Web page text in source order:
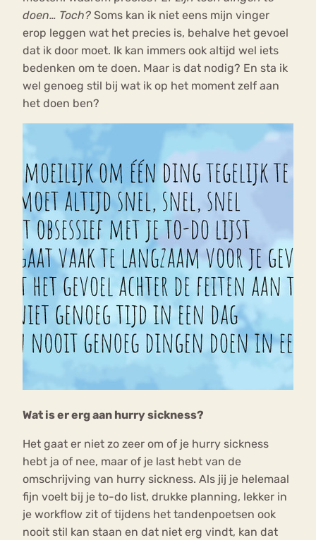
doen… Toch? Soms kan ik niet eens mijn vinger
erop leggen wat het precies is, behalve het gevoel
dat ik door moet. Ik kan immers ook altijd wel iets
bedenken om te doen. Maar is dat nodig? En sta ik
wel genoeg stil bij wat ik op het moment zelf aan
het doen ben?
Wat is er erg aan hurry sickness?
Het gaat er niet zo zeer om of je hurry sickness
hebt ja of nee, maar of je last hebt van de
omschrijving van hurry sickness. Als jij je helemaal
fijn voelt bij je to-do list, drukke planning, lekker in
je workflow zit of tijdens het tandenpoetsen ook
nooit stil kan staan en dat niet erg vindt, kan dat